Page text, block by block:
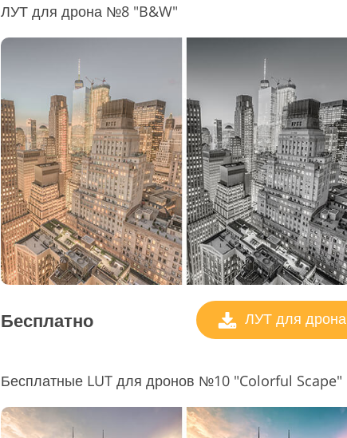
ЛУТ для дрона №8 "B&W"
Бесплатно ЛУТ для дрона
Бесплатные LUT для дронов №10 "Colorful Scape"